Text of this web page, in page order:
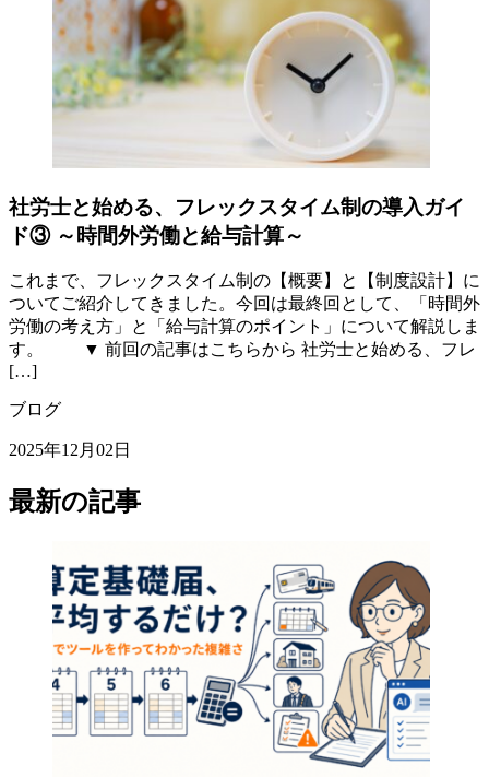
社労士と始める、フレックスタイム制の導入ガイ
ド③ ～時間外労働と給与計算～
これまで、フレックスタイム制の【概要】と【制度設計】に
ついてご紹介してきました。今回は最終回として、「時間外
労働の考え方」と「給与計算のポイント」について解説しま
す。 ▼ 前回の記事はこちらから 社労士と始める、フレ
[…]
ブログ
2025年12月02日
最新の記事